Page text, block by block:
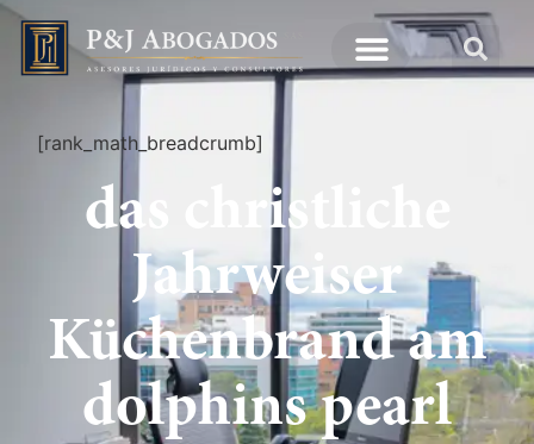
[rank_math_breadcrumb]
das christliche
Jahrweiser
Küchenbrand am
dolphins pearl